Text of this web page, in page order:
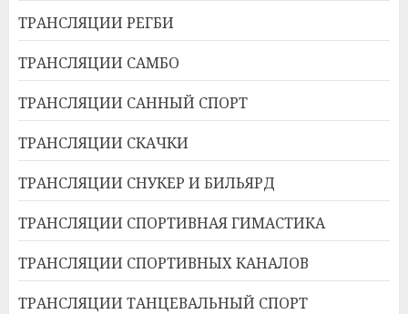
ТРАНСЛЯЦИИ РЕГБИ
ТРАНСЛЯЦИИ САМБО
ТРАНСЛЯЦИИ САННЫЙ СПОРТ
ТРАНСЛЯЦИИ СКАЧКИ
ТРАНСЛЯЦИИ СНУКЕР И БИЛЬЯРД
ТРАНСЛЯЦИИ СПОРТИВНАЯ ГИМАСТИКА
ТРАНСЛЯЦИИ СПОРТИВНЫХ КАНАЛОВ
ТРАНСЛЯЦИИ ТАНЦЕВАЛЬНЫЙ СПОРТ